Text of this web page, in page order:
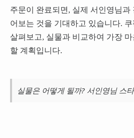
주문이 완료되면, 실제 서인영님과
어보는 것을 기대하고 있습니다.
살펴보고, 실물과 비교하여 가장
할 계획입니다.
실물은 어떻게 될까? 서인영님 스